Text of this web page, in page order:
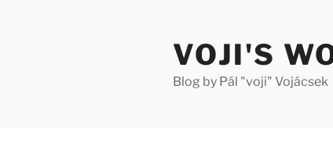
VOJI'S
Blog by Pál "voji" Vojácsek